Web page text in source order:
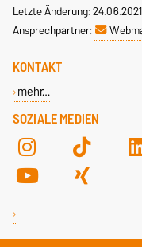
Letzte Änderung: 24.06.2021
Ansprechpartner:
SOZIALE MEDIEN
KONTAKT
mehr…